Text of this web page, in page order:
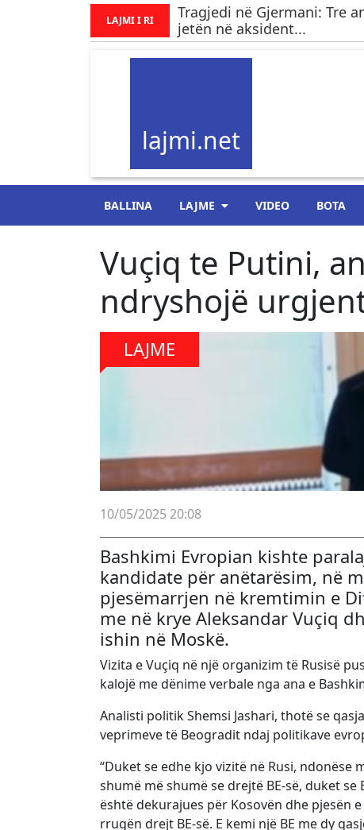
LAJMI I RI
Tragjedi në Gjermani: Tre
jetën në aksident...
lajmi.net
BALLINA LAJME VIDEO BOTA
​Vuçiq te Putini,
ndryshojë
LAJME
10/05/2025 20:08
Bashkimi Evropian kishte
kandidate për anëtarësim, në
pjesëmarrjen në kremtimin e
me në krye Aleksandar Vuçiq
ishin në Moskë.
Vizita e Vuçiq në një organizim të Rusisë
kalojë me dënime verbale nga ana e
Analisti politik Shemsi Jashari, thotë se
veprimeve të Beogradit ndaj politikave
“Duket se edhe kjo vizitë në Rusi, ndonëse
shumë më shumë se drejtë BE-së, duket
është dekurajues për Kosovën dhe pjesën
rrugën drejt BE-së. E kemi një BE me dy